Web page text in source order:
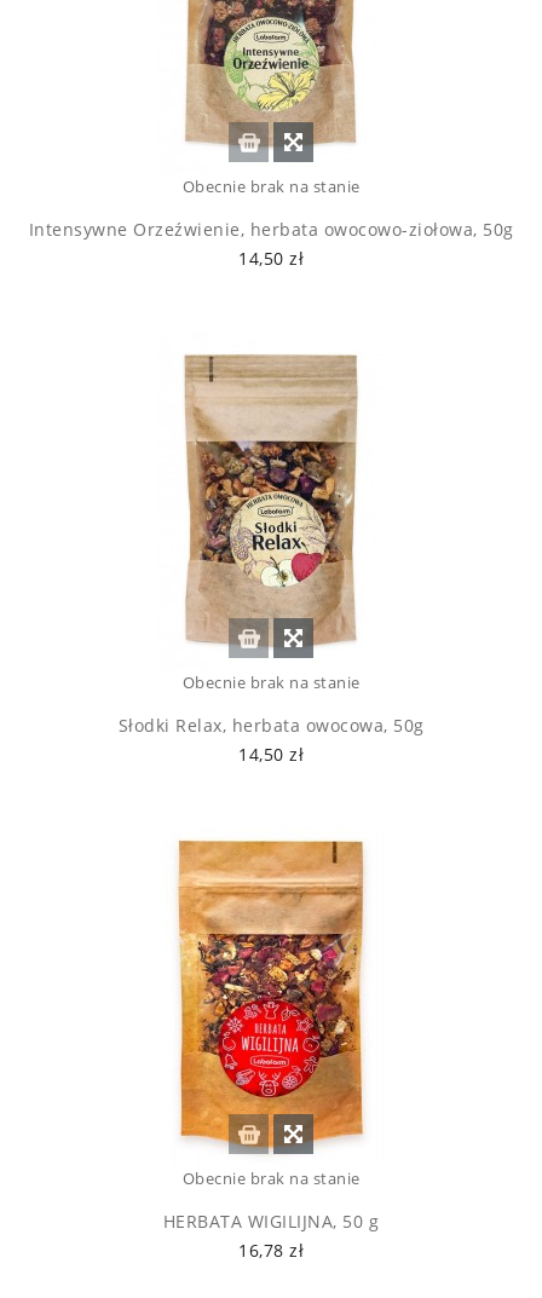
Obecnie brak na stanie
Intensywne Orzeźwienie, herbata owocowo-ziołowa, 50g
14,50 zł
Obecnie brak na stanie
Słodki Relax, herbata owocowa, 50g
14,50 zł
Obecnie brak na stanie
HERBATA WIGILIJNA, 50 g
16,78 zł